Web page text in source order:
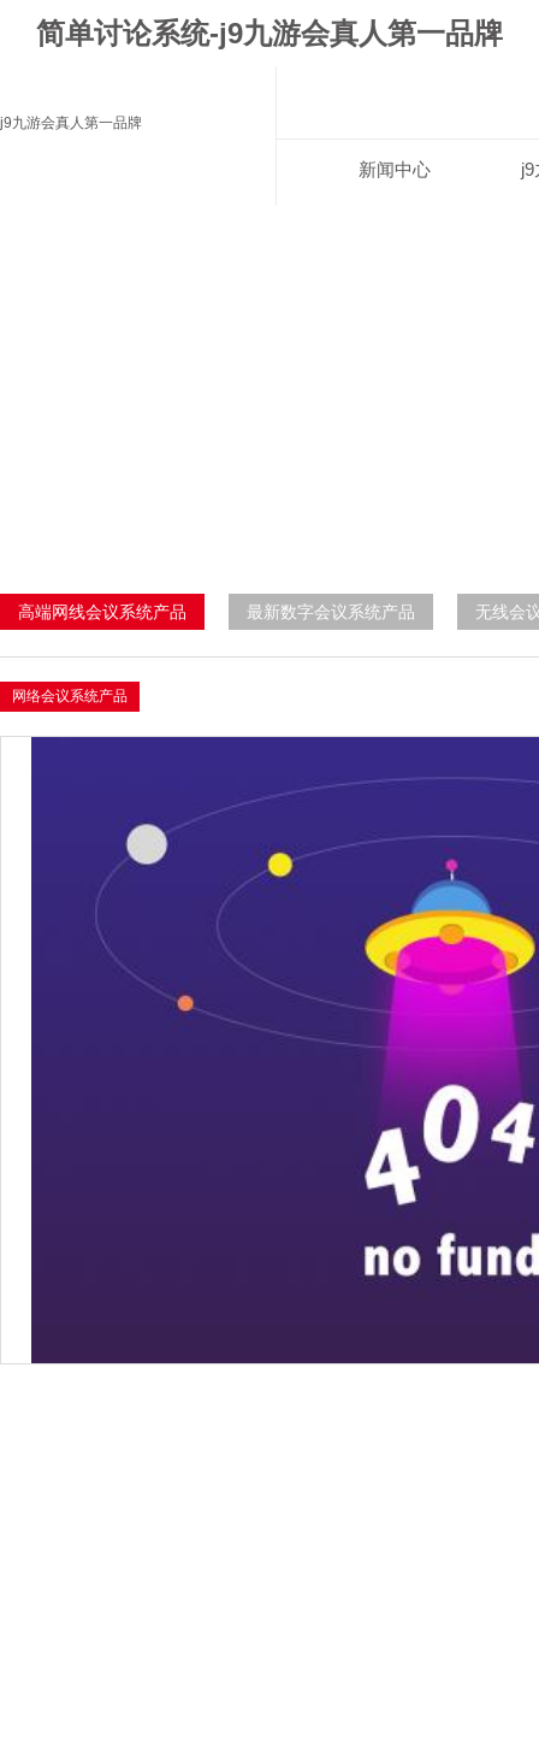
简单讨论系统-j9九游会真人第一品牌
j9九游会真人第一品牌
新闻中心
高端网线会议系统产品 最新数字会议系统产品 无线会
网络会议系统产品